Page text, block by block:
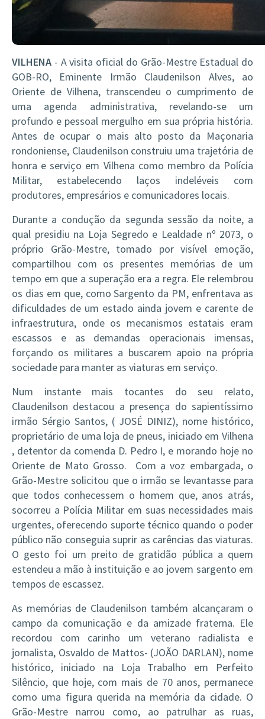
VILHENA - A visita oficial do Grão-Mestre Estadual do
GOB-RO, Eminente Irmão Claudenilson Alves, ao
Oriente de Vilhena, transcendeu o cumprimento de
uma agenda administrativa, revelando-se um
profundo e pessoal mergulho em sua própria história.
Antes de ocupar o mais alto posto da Maçonaria
rondoniense, Claudenilson construiu uma trajetória de
honra e serviço em Vilhena como membro da Polícia
Militar, estabelecendo laços indeléveis com
produtores, empresários e comunicadores locais.
Durante a condução da segunda sessão da noite, a
qual presidiu na Loja Segredo e Lealdade nº 2073, o
próprio Grão-Mestre, tomado por visível emoção,
compartilhou com os presentes memórias de um
tempo em que a superação era a regra. Ele relembrou
os dias em que, como Sargento da PM, enfrentava as
dificuldades de um estado ainda jovem e carente de
infraestrutura, onde os mecanismos estatais eram
escassos e as demandas operacionais imensas,
forçando os militares a buscarem apoio na própria
sociedade para manter as viaturas em serviço.
Num instante mais tocantes do seu relato,
Claudenilson destacou a presença do sapientíssimo
irmão Sérgio Santos, ( JOSÉ DINIZ), nome histórico,
proprietário de uma loja de pneus, iniciado em Vilhena
, detentor da comenda D. Pedro I, e morando hoje no
Oriente de Mato Grosso. Com a voz embargada, o
Grão-Mestre solicitou que o irmão se levantasse para
que todos conhecessem o homem que, anos atrás,
socorreu a Polícia Militar em suas necessidades mais
urgentes, oferecendo suporte técnico quando o poder
público não conseguia suprir as carências das viaturas.
O gesto foi um preito de gratidão pública a quem
estendeu a mão à instituição e ao jovem sargento em
tempos de escassez.
As memórias de Claudenilson também alcançaram o
campo da comunicação e da amizade fraterna. Ele
recordou com carinho um veterano radialista e
jornalista, Osvaldo de Mattos- (JOÃO DARLAN), nome
histórico, iniciado na Loja Trabalho em Perfeito
Silêncio, que hoje, com mais de 70 anos, permanece
como uma figura querida na memória da cidade. O
Grão-Mestre narrou como, ao patrulhar as ruas,